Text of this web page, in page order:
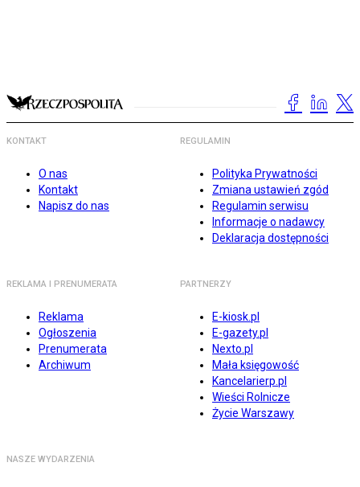
KONTAKT
O nas
Kontakt
Napisz do nas
REGULAMIN
Polityka Prywatności
Zmiana ustawień zgód
Regulamin serwisu
Informacje o nadawcy
Deklaracja dostępności
REKLAMA I PRENUMERATA
Reklama
Ogłoszenia
Prenumerata
Archiwum
PARTNERZY
E-kiosk.pl
E-gazety.pl
Nexto.pl
Mała księgowość
Kancelarierp.pl
Wieści Rolnicze
Życie Warszawy
NASZE WYDARZENIA